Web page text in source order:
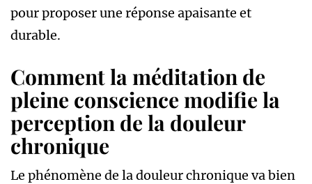
pour proposer une réponse apaisante et
durable.
Comment la méditation de
pleine conscience modifie la
perception de la douleur
chronique
Le phénomène de la douleur chronique va bien